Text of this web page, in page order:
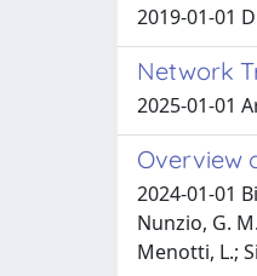
2019-01-01
Network
2025-01-01
Overview
2024-01-01
Nunzio, G.
Menotti, L.;